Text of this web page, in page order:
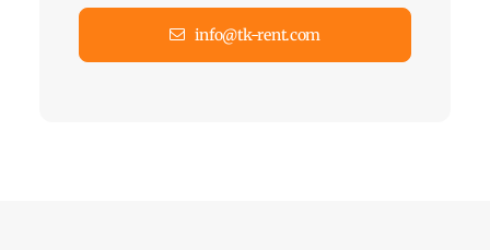
info@tk-rent.com